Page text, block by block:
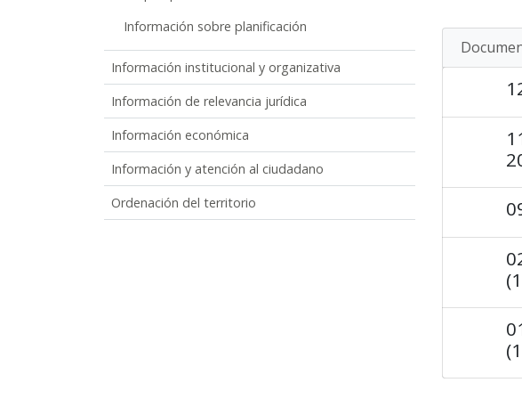
Información sobre planificación
Información institucional y organizativa
Información de relevancia jurídica
Información económica
Información y atención al ciudadano
Ordenación del territorio